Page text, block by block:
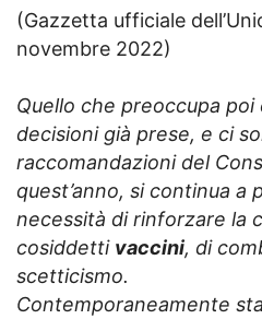
(Gazzetta ufficiale
novembre 2022)
Quello che preoccupa
decisioni già prese, e ci
raccomandazioni del
quest’anno, si continua a
necessità di rinforzare la
cosiddetti vaccini, di
scetticismo.
Contemporaneamente